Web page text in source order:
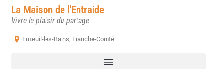
La Maison de l'Entraide
Vivre le plaisir du partage
Luxeuil-les-Bains, Franche-Comté